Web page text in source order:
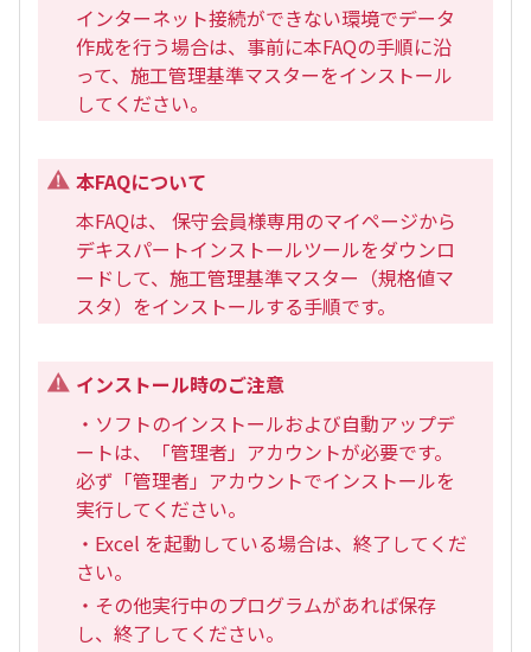
インターネット接続ができない環境でデータ
作成を行う場合は、事前に本FAQの手順に沿
って、施工管理基準マスターをインストール
してください。
本FAQについて
本FAQは、 保守会員様専用のマイページから
デキスパートインストールツールをダウンロ
ードして、施工管理基準マスター（規格値マ
スタ）をインストールする手順です。
インストール時のご注意
・ソフトのインストールおよび自動アップデ
ートは、「管理者」アカウントが必要です。
必ず「管理者」アカウントでインストールを
実行してください。
・Excel を起動している場合は、終了してくだ
さい。
・その他実行中のプログラムがあれば保存
し、終了してください。